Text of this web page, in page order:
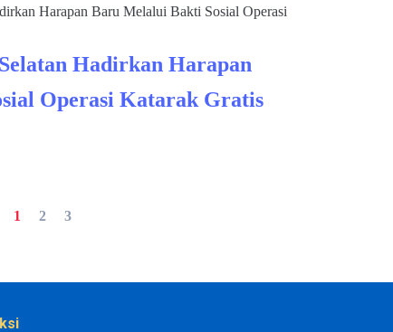
Hadirkan Harapan
Operasi Katarak Gratis
1 2 3